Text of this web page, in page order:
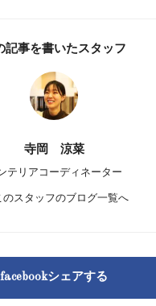
記事を書いたスタッフ
寺岡 涼菜
テリアコーディネーター
のスタッフのブログ一覧へ
facebookシェアする